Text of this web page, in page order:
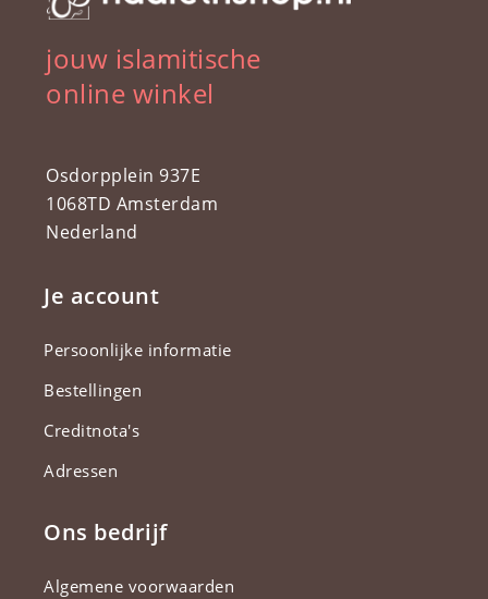
jouw islamitische
online winkel
Osdorpplein 937E
1068TD Amsterdam
Nederland
Je account
Persoonlijke informatie
Bestellingen
Creditnota's
Adressen
Ons bedrijf
Algemene voorwaarden